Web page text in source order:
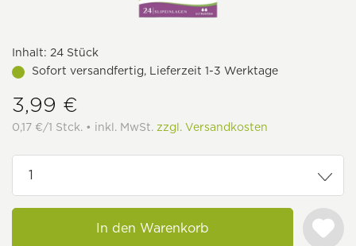
Inhalt: 24 Stück
Sofort versandfertig, Lieferzeit 1-3 Werktage
3,99 €
0,17 €/1 Stck. • inkl. MwSt. zzgl. Versandkosten
In den Warenkorb